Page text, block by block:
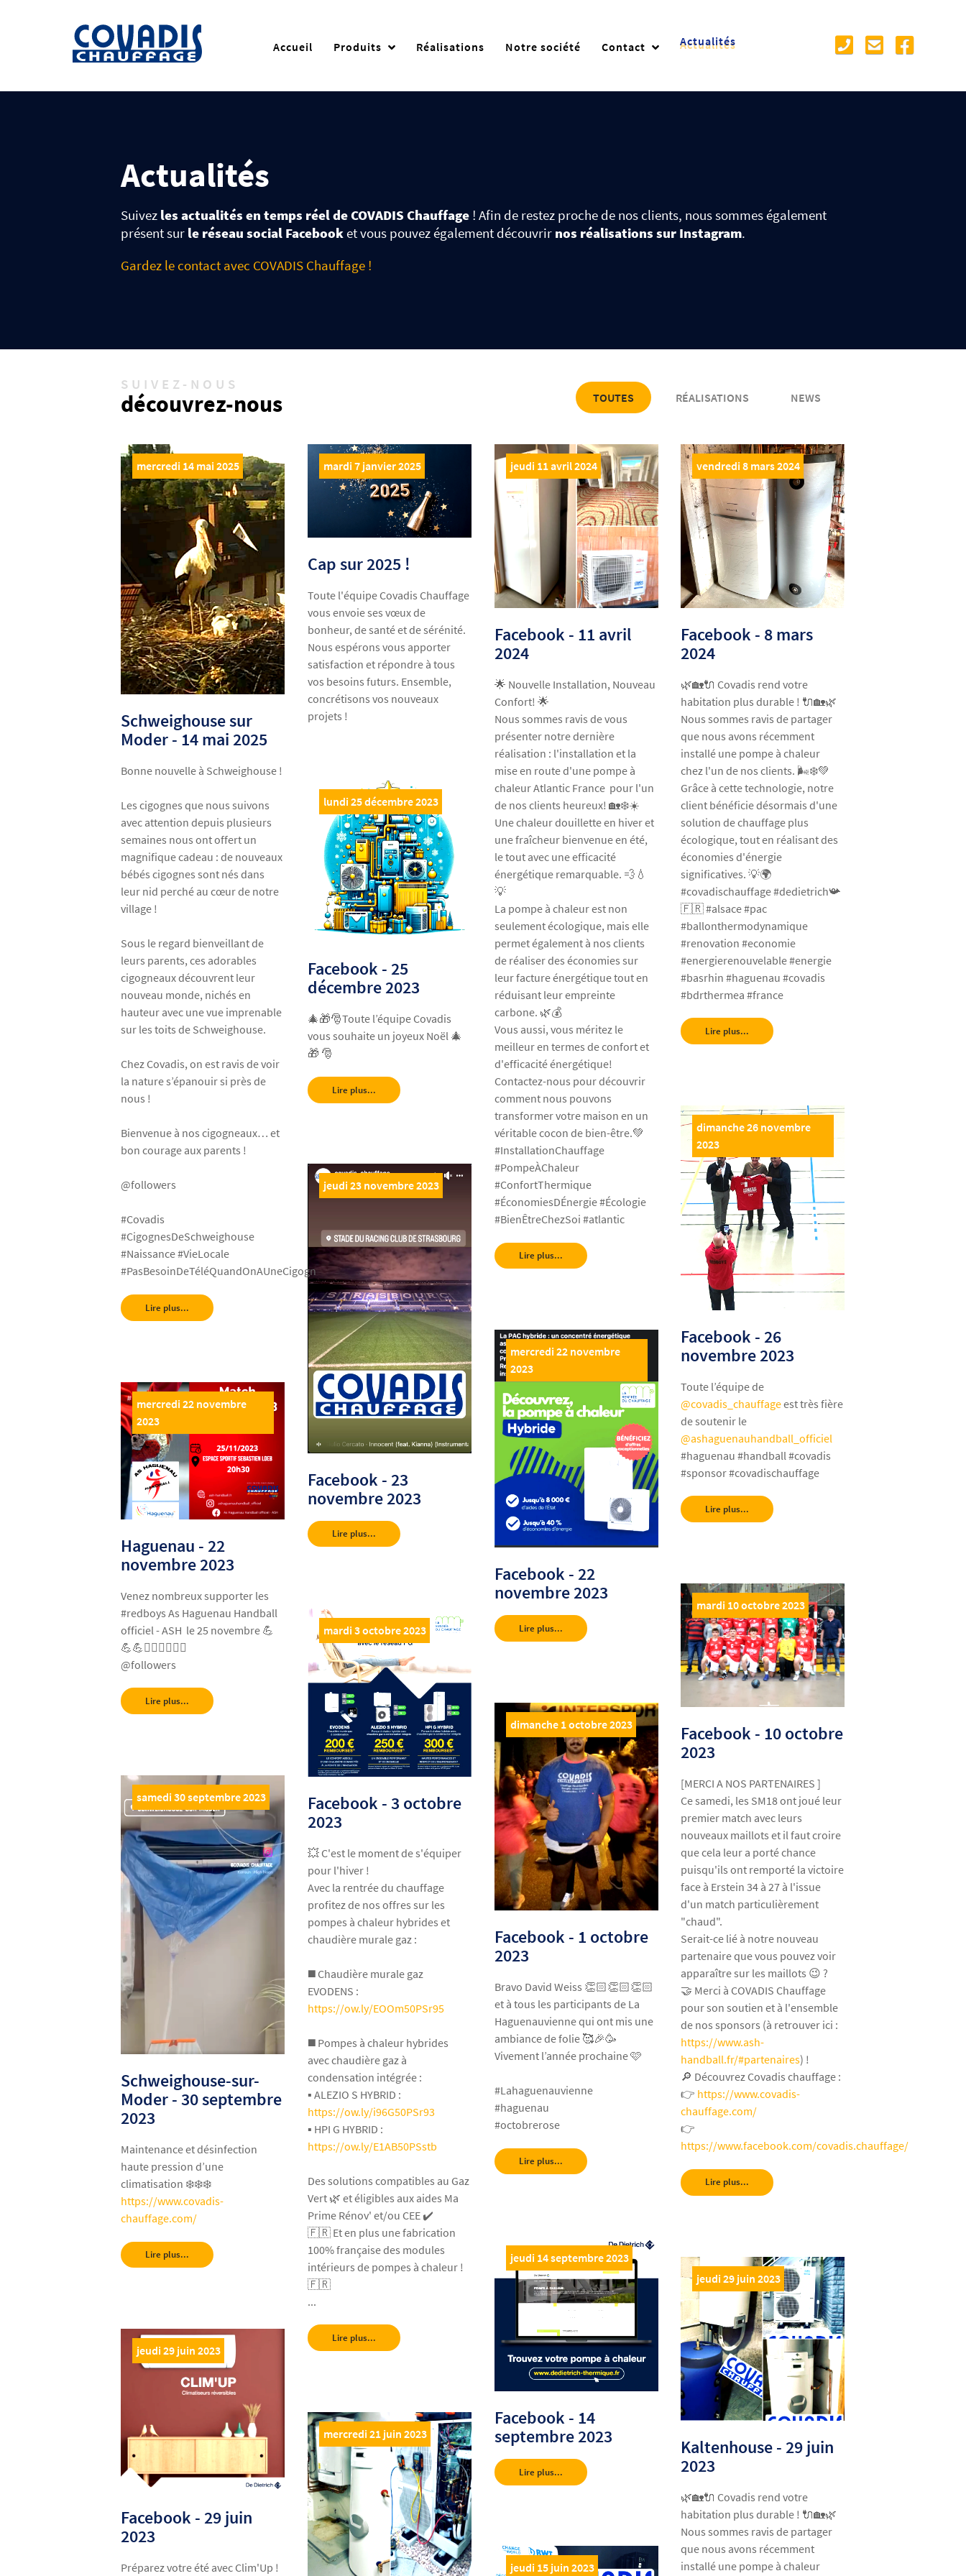
Accueil Produits Réalisations Notre société Contact Actualités
Actualités
Suivez les actualités en temps réel de COVADIS Chauffage ! Afin de restez proche de nos clients, nous sommes également
présent sur le réseau social Facebooket vous pouvez également découvrir nos réalisations sur Instagram.
Gardez le contact avec COVADIS Chauffage !
SUIVEZ-NOUS
découvrez-nous TOUTES RÉALISATIONS NEWS
mercredi 14 mai 2025
Schweighouse sur
Moder - 14 mai 2025
Bonne nouvelle à Schweighouse !
Les cigognes que nous suivons
avec attention depuis plusieurs
semaines nous ont offert un
magnifique cadeau : de nouveaux
bébés cigognes sont nés dans
leur nid perché au cœur de notre
village !
Sous le regard bienveillant de
leurs parents, ces adorables
cigogneaux découvrent leur
nouveau monde, nichés en
hauteur avec une vue imprenable
sur les toits de Schweighouse.
Chez Covadis, on est ravis de voir
la nature s’épanouir si près de
nous !
Bienvenue à nos cigogneaux… et
bon courage aux parents !
@followers
#Covadis
#CigognesDeSchweighouse
#Naissance #VieLocale
#PasBesoinDeTéléQuandOnAUneCigogn
Lire plus...
mardi 7 janvier 2025
Cap sur 2025 !
Toute l'équipe Covadis Chauffage
vous envoie ses vœux de
bonheur, de santé et de sérénité.
Nous espérons vous apporter
satisfaction et répondre à tous
vos besoins futurs. Ensemble,
concrétisons vos nouveaux
projets !
jeudi 11 avril 2024
Facebook - 11 avril
2024
🌟 Nouvelle Installation, Nouveau
Confort! 🌟
Nous sommes ravis de vous
présenter notre dernière
réalisation : l'installation et la
mise en route d'une pompe à
chaleur Atlantic France pour l'un
de nos clients heureux! 🏡❄️☀️
Une chaleur douillette en hiver et
une fraîcheur bienvenue en été,
le tout avec une efficacité
énergétique remarquable. 💨💧
💡
La pompe à chaleur est non
seulement écologique, mais elle
permet également à nos clients
de réaliser des économies sur
leur facture énergétique tout en
réduisant leur empreinte
carbone. 🌿💰
Vous aussi, vous méritez le
meilleur en termes de confort et
d'efficacité énergétique!
Contactez-nous pour découvrir
comment nous pouvons
transformer votre maison en un
véritable cocon de bien-être.💚
#InstallationChauffage
#PompeÀChaleur
#ConfortThermique
#ÉconomiesDÉnergie #Écologie
#BienÊtreChezSoi #atlantic
Lire plus...
vendredi 8 mars 2024
Facebook - 8 mars
2024
🌿🏡🔌 Covadis rend votre
habitation plus durable ! 🔌🏡🌿
Nous sommes ravis de partager
que nous avons récemment
installé une pompe à chaleur
chez l'un de nos clients. 🌬️❄️💚
Grâce à cette technologie, notre
client bénéficie désormais d'une
solution de chauffage plus
écologique, tout en réalisant des
économies d'énergie
significatives. 💡🌍
#covadischauffage #dedietrich📯
🇫🇷 #alsace #pac
#ballonthermodynamique
#renovation #economie
#energierenouvelable #energie
#basrhin #haguenau #covadis
#bdrthermea #france
Lire plus...
lundi 25 décembre 2023
Facebook - 25
décembre 2023
🎄🎁🎅Toute l’équipe Covadis
vous souhaite un joyeux Noël 🎄
🎁 🎅
Lire plus...
dimanche 26 novembre
2023
Facebook - 26
novembre 2023
Toute l’équipe de
@covadis_chauffageest très fière
de soutenir le
@ashaguenauhandball_officiel
#haguenau #handball #covadis
#sponsor #covadischauffage
Lire plus...
jeudi 23 novembre 2023
Facebook - 23
novembre 2023
Lire plus...
mercredi 22 novembre
2023
Facebook - 22
novembre 2023
Lire plus...
mercredi 22 novembre
2023
Haguenau - 22
novembre 2023
Venez nombreux supporter les
#redboys As Haguenau Handball
officiel - ASH le 25 novembre 💪
💪💪🤾‍♂️🤾‍♂️🤾‍♂️
@followers
Lire plus...
mardi 10 octobre 2023
Facebook - 10 octobre
2023
[MERCI A NOS PARTENAIRES ]
Ce samedi, les SM18 ont joué leur
premier match avec leurs
nouveaux maillots et il faut croire
que cela leur a porté chance
puisqu'ils ont remporté la victoire
face à Erstein 34 à 27 à l'issue
d'un match particulièrement
"chaud".
Serait-ce lié à notre nouveau
partenaire que vous pouvez voir
apparaître sur les maillots 😉 ?
🤝 Merci à COVADIS Chauffage
pour son soutien et à l'ensemble
de nos sponsors (à retrouver ici :
https://www.ash-
handball.fr/#partenaires) !
🔎 Découvrez Covadis chauffage :
👉 https://www.covadis-
chauffage.com/
👉
https://www.facebook.com/covadis.chauffage/
Lire plus...
mardi 3 octobre 2023
Facebook - 3 octobre
2023
💥 C'est le moment de s'équiper
pour l'hiver !
Avec la rentrée du chauffage
profitez de nos offres sur les
pompes à chaleur hybrides et
chaudière murale gaz :
◼️ Chaudière murale gaz
EVODENS :
https://ow.ly/EOOm50PSr95
◼️ Pompes à chaleur hybrides
avec chaudière gaz à
condensation intégrée :
▪️ ALEZIO S HYBRID :
https://ow.ly/i96G50PSr93
▪️ HPI G HYBRID :
https://ow.ly/E1AB50PSstb
Des solutions compatibles au Gaz
Vert 🌿 et éligibles aux aides Ma
Prime Rénov' et/ou CEE ✔️
🇫🇷 Et en plus une fabrication
100% française des modules
intérieurs de pompes à chaleur !
🇫🇷
...
Lire plus...
dimanche 1 octobre 2023
Facebook - 1 octobre
2023
Bravo David Weiss 👏🏻👏🏻👏🏻
et à tous les participants de La
Haguenauvienne qui ont mis une
ambiance de folie 🥰🎉🥳
Vivement l’année prochaine 🩷
#Lahaguenauvienne
#haguenau
#octobrerose
Lire plus...
samedi 30 septembre 2023
Schweighouse-sur-
Moder - 30 septembre
2023
Maintenance et désinfection
haute pression d’une
climatisation ❄️❄️❄️
https://www.covadis-
chauffage.com/
Lire plus... jeudi 14 septembre 2023
Facebook - 14
septembre 2023
Lire plus...
jeudi 29 juin 2023
Kaltenhouse - 29 juin
2023
🌿🏡🔌 Covadis rend votre
habitation plus durable ! 🔌🏡🌿
Nous sommes ravis de partager
que nous avons récemment
installé une pompe à chaleur
jeudi 29 juin 2023
Facebook - 29 juin
2023
Préparez votre été avec Clim'Up !
mercredi 21 juin 2023
jeudi 15 juin 2023